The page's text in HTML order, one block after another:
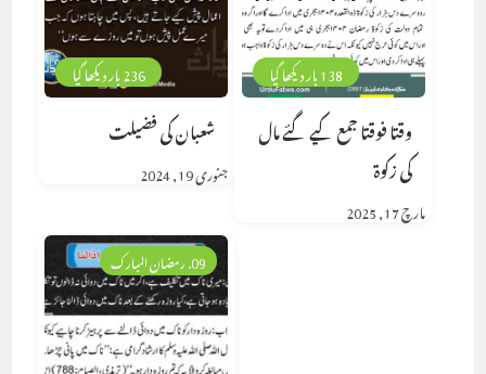
236 بار دیکھا گیا
شعبان کی فضیلت
جنوری 19, 2024
138 بار دیکھا گیا
وقتا فوقتا جمع کیے گئے مال
کی زکوۃ
مارچ 17, 2025
09. رمضان المبارک